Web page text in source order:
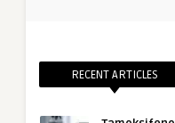
RECENT ARTICLES